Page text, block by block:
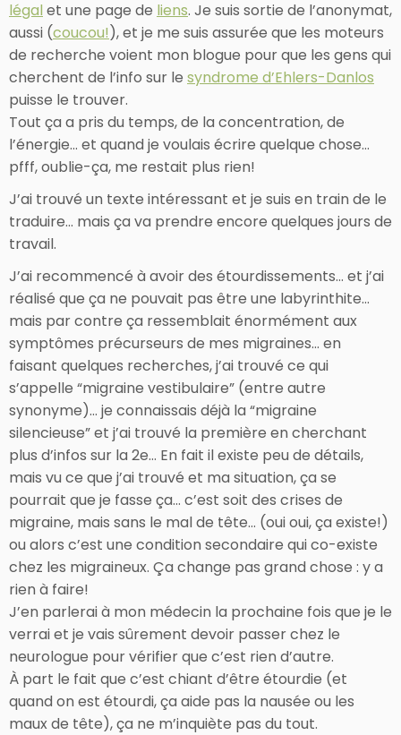
légalet une page de liens. Je suis sortie de l’anonymat,
aussi (coucou!), et je me suis assurée que les moteurs
de recherche voient mon blogue pour que les gens qui
cherchent de l’info sur le syndrome d’Ehlers-Danlos
puisse le trouver.
Tout ça a pris du temps, de la concentration, de
l’énergie… et quand je voulais écrire quelque chose…
pfff, oublie-ça, me restait plus rien!
J’ai trouvé un texte intéressant et je suis en train de le
traduire… mais ça va prendre encore quelques jours de
travail.
J’ai recommencé à avoir des étourdissements… et j’ai
réalisé que ça ne pouvait pas être une labyrinthite…
mais par contre ça ressemblait énormément aux
symptômes précurseurs de mes migraines… en
faisant quelques recherches, j’ai trouvé ce qui
s’appelle “migraine vestibulaire” (entre autre
synonyme)… je connaissais déjà la “migraine
silencieuse” et j’ai trouvé la première en cherchant
plus d’infos sur la 2e… En fait il existe peu de détails,
mais vu ce que j’ai trouvé et ma situation, ça se
pourrait que je fasse ça… c’est soit des crises de
migraine, mais sans le mal de tête… (oui oui, ça existe!)
ou alors c’est une condition secondaire qui co-existe
chez les migraineux. Ça change pas grand chose : y a
rien à faire!
J’en parlerai à mon médecin la prochaine fois que je le
verrai et je vais sûrement devoir passer chez le
neurologue pour vérifier que c’est rien d’autre.
À part le fait que c’est chiant d’être étourdie (et
quand on est étourdi, ça aide pas la nausée ou les
maux de tête), ça ne m’inquiète pas du tout.